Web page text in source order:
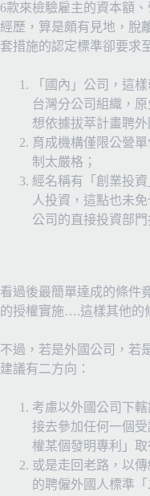
6款來檢驗雇主的資本額
經歷，算是頗有見地，脫
套措施的認定標準卻要求
「國內」公司，這
台灣分公司組織，
想依據拔萃計畫聘外
育成機構僅限公營
制太嚴格；
經名稱有「創業投資
人投資，這點也未
公司的直接投資部
看過後最簡單達成的條件
的授權實施….這樣其他的
不過，若是外國公司，若
建議有二方向：
考慮以外國公司下
接去參加任何一個
權某個發明專利」取
或是走回老路，以
的聘僱外國人標準